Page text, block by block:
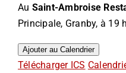
Au Saint-Ambroise
Principale, Granby, à 19
Ajouter au Calendrier
Télécharger ICS